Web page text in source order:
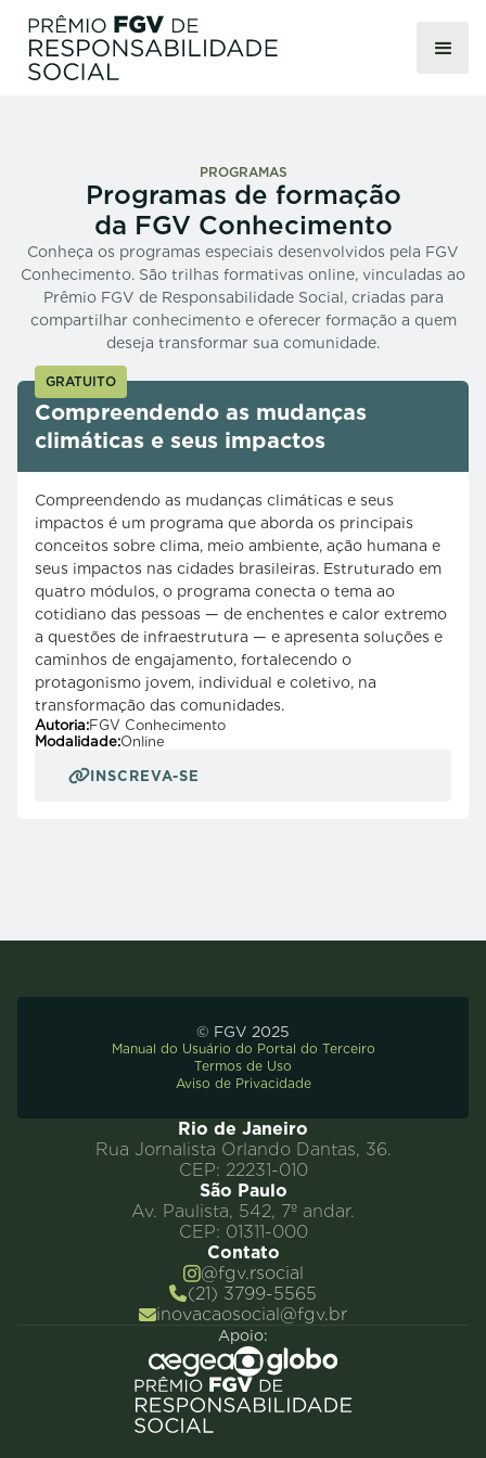
PROGRAMAS
Programas de formação
da FGV Conhecimento
Conheça os programas especiais desenvolvidos pela FGV
Conhecimento. São trilhas formativas online, vinculadas ao
Prêmio FGV de Responsabilidade Social, criadas para
compartilhar conhecimento e oferecer formação a quem
deseja transformar sua comunidade.
GRATUITO
Compreendendo as mudanças
climáticas e seus impactos
Compreendendo as mudanças climáticas e seus
impactos é um programa que aborda os principais
conceitos sobre clima, meio ambiente, ação humana e
seus impactos nas cidades brasileiras. Estruturado em
quatro módulos, o programa conecta o tema ao
cotidiano das pessoas — de enchentes e calor extremo
a questões de infraestrutura — e apresenta soluções e
caminhos de engajamento, fortalecendo o
protagonismo jovem, individual e coletivo, na
transformação das comunidades.
Autoria:FGV Conhecimento
Modalidade:Online
INSCREVA-SE
Apoio:
Rio de Janeiro
Rua Jornalista Orlando Dantas, 36.
CEP: 22231-010
São Paulo
Av. Paulista, 542, 7º andar.
CEP: 01311-000
Contato
@fgv.rsocial
(21) 3799-5565
inovacaosocial@fgv.br
© FGV 2025
Manual do Usuário do Portal do Terceiro
Termos de Uso
Aviso de Privacidade